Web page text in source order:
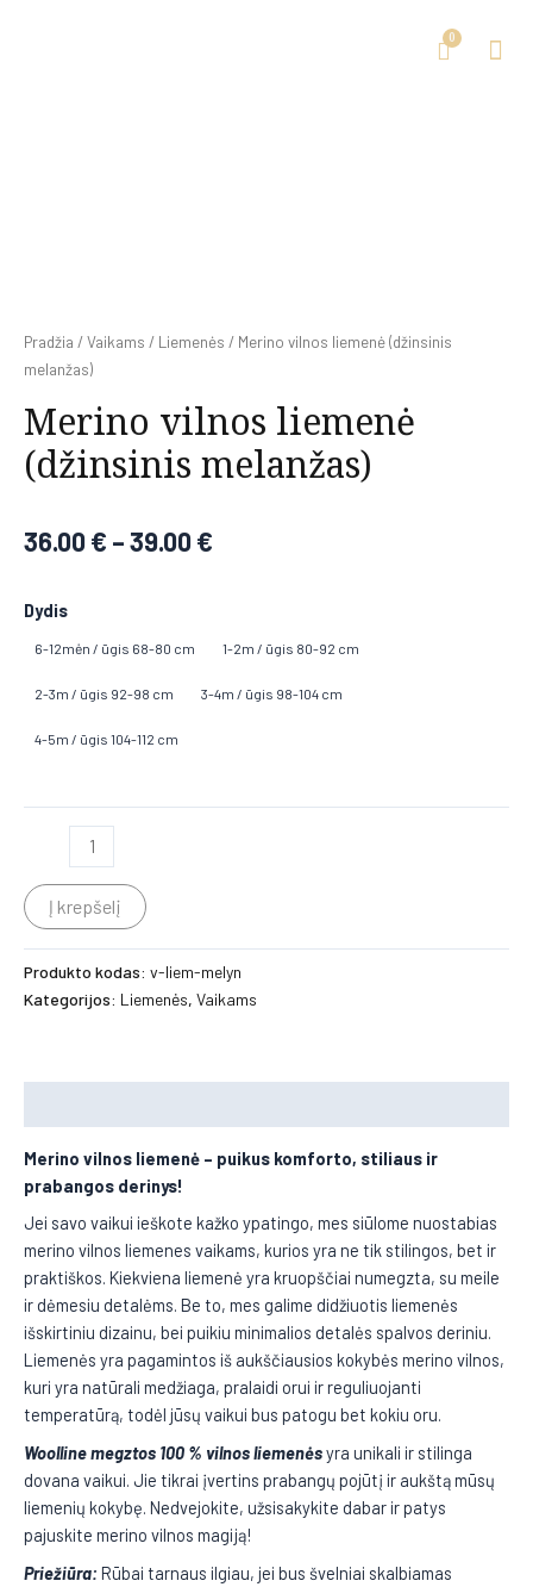
Pradžia /Vaikams / Liemenės / Merino vilnos liemenė (džinsinis
melanžas)
Merino vilnos liemenė
(džinsinis melanžas)
36.00€ –39.00€
Dydis
6-12mėn / ūgis 68-80 cm 1-2m / ūgis 80-92 cm
2-3m / ūgis 92-98 cm 3-4m / ūgis 98-104 cm
4-5m / ūgis 104-112 cm
Į krepšelį
Produkto kodas: v-liem-melyn
Kategorijos: Liemenės, Vaikams
Merino vilnos liemenė – puikus komforto, stiliaus ir
prabangos derinys!
Jei savo vaikui ieškote kažko ypatingo, mes siūlome nuostabias
merino vilnos liemenes vaikams, kurios yra ne tik stilingos, bet ir
praktiškos. Kiekviena liemenė yra kruopščiai numegzta, su meile
ir dėmesiu detalėms. Be to, mes galime didžiuotis liemenės
išskirtiniu dizainu, bei puikiu minimalios detalės spalvos deriniu.
Liemenės yra pagamintos iš aukščiausios kokybės merino vilnos,
kuri yra natūrali medžiaga, pralaidi orui ir reguliuojanti
temperatūrą, todėl jūsų vaikui bus patogu bet kokiu oru.
Woolline megztos 100 % vilnos liemenėsyra unikali ir stilinga
dovana vaikui. Jie tikrai įvertins prabangų pojūtį ir aukštą mūsų
liemenių kokybę. Nedvejokite, užsisakykite dabar ir patys
pajuskite merino vilnos magiją!
Priežiūra: Rūbai tarnaus ilgiau, jei bus švelniai skalbiamas